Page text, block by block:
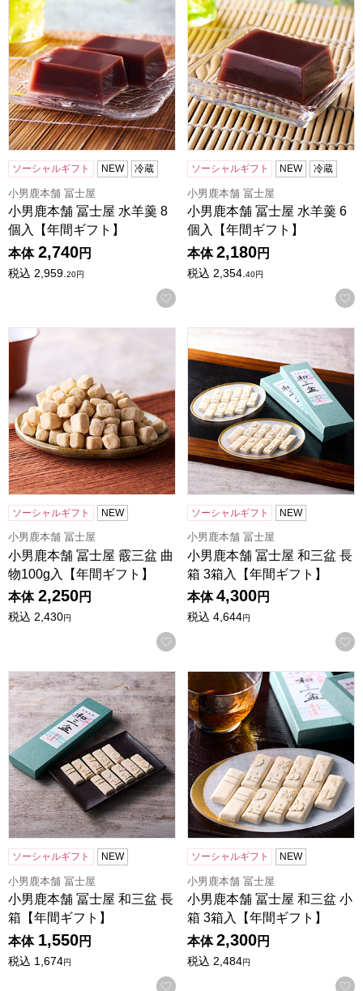
ソーシャルギフト NEW 冷蔵
小男鹿本舗 冨士屋
小男鹿本舗 冨士屋 水羊羹 8
個入【年間ギフト】
本体 2,740円
税込 2,959.20円
お気に入りに登録する
ソーシャルギフト NEW 冷蔵
小男鹿本舗 冨士屋
小男鹿本舗 冨士屋 水羊羹 6
個入【年間ギフト】
本体 2,180円
税込 2,354. 40円
小男鹿本舗 冨士屋 霰三盆 曲物100g入【年間ギフト】
ソーシャルギフト NEW
小男鹿本舗 冨士屋
小男鹿本舗 冨士屋 霰三盆 曲
物100g入【年間ギフト】
本体 2,250円
税込 2,430円
お気に入りに登録する
小男鹿本舗 冨士屋 和三盆 長
ソーシャルギフト NEW
小男鹿本舗 冨士屋
小男鹿本舗 冨士屋 和三盆 長
箱 3箱入【年間ギフト】
本体 4,300円
税込 4,644円
小男鹿本舗 冨士屋 和三盆 長箱【年間ギフト】
ソーシャルギフト NEW
小男鹿本舗 冨士屋
小男鹿本舗 冨士屋 和三盆 長
箱【年間ギフト】
本体 1,550円
税込 1,674円
お気に入りに登録する
小男鹿本舗 冨士屋 和三盆 小
ソーシャルギフト NEW
小男鹿本舗 冨士屋
小男鹿本舗 冨士屋 和三盆 小
箱 3箱入【年間ギフト】
本体 2,300円
税込 2,484円